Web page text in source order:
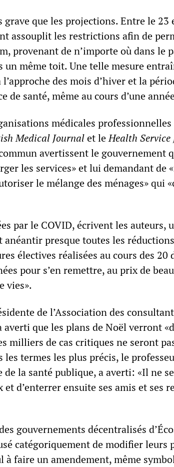
que les projections. Entre le 23
assouplit les restrictions afin de
provenant de n’importe où dans le
un même toit. Une telle mesure
des mois d’hiver et la
de santé, même au cours d’une
médicales
Medical Journalet leHealth Service
avertissent le gouvernement
les services» et lui demandant de
le mélange des ménages» qui
par le COVID, écrivent les auteurs,
anéantir presque toutes les
électives réalisées au cours des 20
pour s’en remettre, au prix de
vies».
de l’Association des
que les plans de Noël verront
milliers de cas critiques ne seront
termes les plus précis, le
de la santé publique, a averti: «Il ne
d’enterrer ensuite ses amis et ses
gouvernements décentralisés
catégoriquement de modifier leurs
à faire un amendement, même